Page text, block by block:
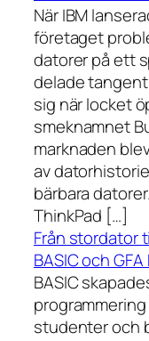
När IBM
företaget
datorer på ett
delade
sig när locket
smeknamnet
marknaden
av
bärbara
ThinkPad […]
Från stordator
BASIC och GFA
BASIC
studenter och